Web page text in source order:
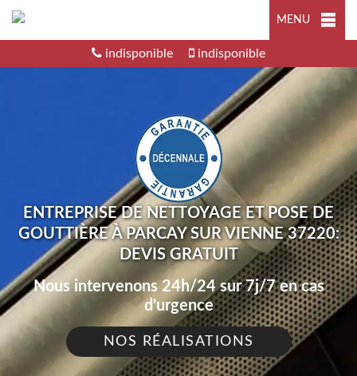
MENU
indisponible indisponible
ENTREPRISE DE NETTOYAGE ET POSE DE
GOUTTIÈRE À PARCAY SUR VIENNE 37220:
DEVIS GRATUIT
Nous intervenons 24h/24 sur 7j/7 en cas
d'urgence
NOS RÉALISATIONS